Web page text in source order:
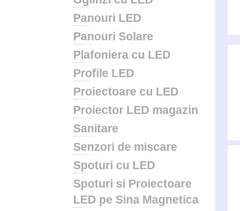
Panouri LED
Panouri Solare
Plafoniera cu LED
Profile LED
Proiectoare cu LED
Proiector LED magazin
Sanitare
Senzori de miscare
Spoturi cu LED
Spoturi si Proiectoare
LED pe Sina Magnetica